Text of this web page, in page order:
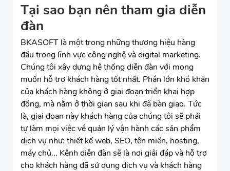
Tại sao bạn nên tham gia diễn
đàn
BKASOFT là một trong những thương hiệu hàng
đầu trong lĩnh vực công nghệ và digital marketing.
Chúng tôi xây dựng hệ thống diễn đàn với mong
muốn hỗ trợ khách hàng tốt nhất. Phần lớn khó khăn
của khách hàng không ở giai đoạn triển khai hợp
đồng, mà nằm ở thời gian sau khi đã bàn giao. Tức
là, giai đoạn này khách hàng của chúng tôi sẽ phải
tự làm mọi việc về quản lý vận hành các sản phẩm
dịch vụ như: thiết kế web, SEO, tên miền, hosting,
máy chủ... Kênh diễn đàn sẽ là nơi giải đáp và hỗ trợ
cho khách hàng đã sử dụng dịch vụ và khách hàng